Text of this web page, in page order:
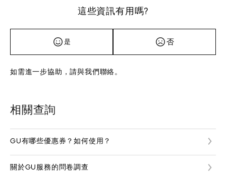
這些資訊有用嗎?
是 否
如需進一步協助，請與我們聯絡。
相關查詢
GU有哪些優惠券？如何使用？
關於GU服務的問卷調查